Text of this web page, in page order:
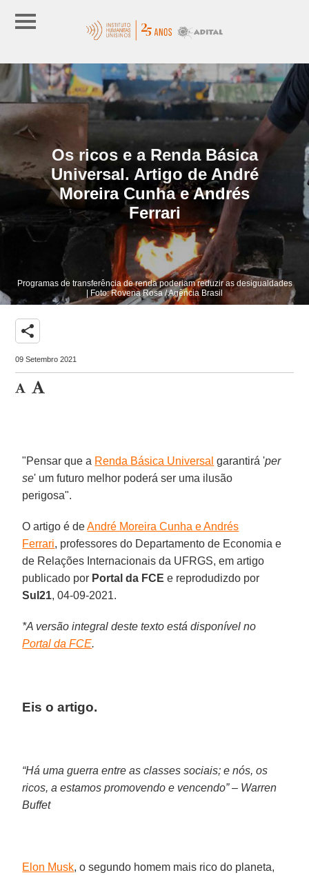
Os ricos e a Renda Básica
Universal. Artigo de André
Moreira Cunha e Andrés
Ferrari
Programas de transferência de renda poderiam reduzir as desigualdades
| Foto: Rovena Rosa / Agência Brasil
share
09 Setembro 2021
"Pensar que a Renda Básica Universal garantirá 'per
se' um futuro melhor poderá ser uma ilusão
perigosa".
O artigo é deAndré Moreira Cunha e Andrés
Ferrari, professores do Departamento de Economia e
de Relações Internacionais da UFRGS, em artigo
publicado por Portal da FCE e reprodudizdo por
Sul21, 04-09-2021.
*A versão integral deste texto está disponível no
Portal da FCE.
Eis o artigo.
“Há uma guerra entre as classes sociais; e nós, os
ricos, a estamos promovendo e vencendo” – Warren
Buffet
Elon Musk, o segundo homem mais rico do planeta,